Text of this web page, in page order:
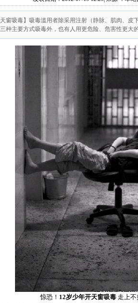
天窗吸毒】吸毒滥用者除采用注射（静脉、肌肉、皮
种主要方式吸毒外，也有人用更危险、危害性更大
惊恐！ 12岁少年开天窗吸毒 走上不